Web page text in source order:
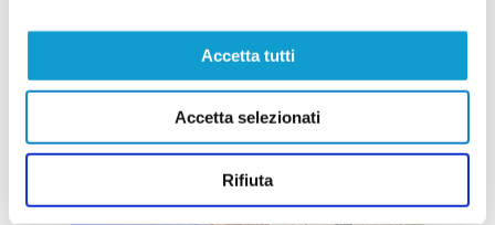
Accetta tutti
Accetta selezionati
Rifiuta